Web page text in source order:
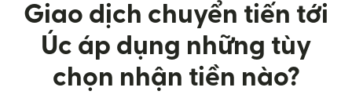
Giao dịch chuyển tiến tới
Úc áp dụng những tùy
chọn nhận tiền nào?